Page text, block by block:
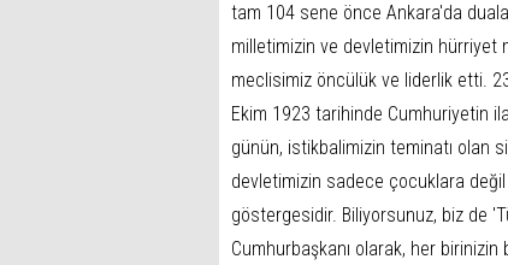
tam 104 sene önce Ankara'da
milletimizin ve devletimizin hürriyet
meclisimiz öncülük ve liderlik etti.
Ekim 1923 tarihinde Cumhuriyetin
günün, istikbalimizin teminatı olan
devletimizin sadece çocuklara
göstergesidir. Biliyorsunuz, biz de
Cumhurbaşkanı olarak, her birinizin